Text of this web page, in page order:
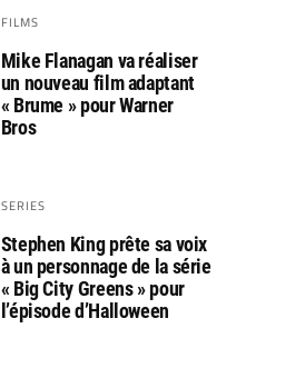
FILMS
Mike Flanagan va réaliser
un nouveau film adaptant
« Brume » pour Warner
Bros
SERIES
Stephen King prête sa voix
à un personnage de la série
« Big City Greens » pour
l’épisode d’Halloween